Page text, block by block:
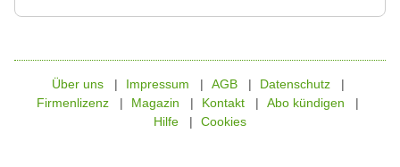
Über uns Impressum AGB
Datenschutz
Firmenlizenz
Magazin Kontakt
Abo kündigen
Hilfe
Cookies